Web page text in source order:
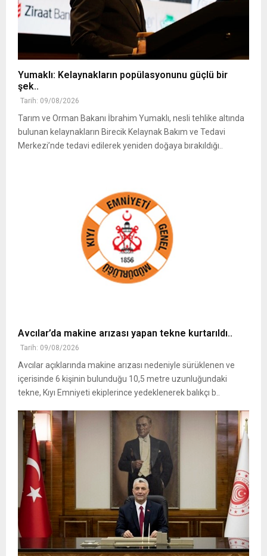
Yumaklı: Kelaynakların popülasyonunu güçlü bir
şek..
Tarih: 09/08/2026
Tarım ve Orman Bakanı İbrahim Yumaklı, nesli tehlike altında
bulunan kelaynakların Birecik Kelaynak Bakım ve Tedavi
Merkezi’nde tedavi edilerek yeniden doğaya bırakıldığı..
Avcılar’da makine arızası yapan tekne kurtarıldı..
Tarih: 09/08/2026
Avcılar açıklarında makine arızası nedeniyle sürüklenen ve
içerisinde 6 kişinin bulunduğu 10,5 metre uzunluğundaki
tekne, Kıyı Emniyeti ekiplerince yedeklenerek balıkçı b..